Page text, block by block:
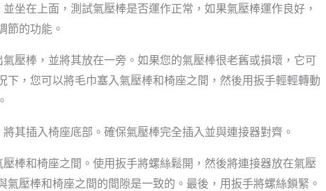
坐在上面，測試氣壓棒是否運作正常，如果氣壓棒運作良好，
節的功能。
壓棒，並將其放在一旁。如果您的氣壓棒很老舊或損壞，它可
下，您可以將毛巾塞入氣壓棒和椅座之間，然後用扳手輕輕轉動
其插入椅座底部。確保氣壓棒完全插入並與連接器對齊。
棒和椅座之間。使用扳手將螺絲鬆開，然後將連接器放在氣壓
氣壓棒和椅座之間的間隙是一致的。最後，用扳手將螺絲鎖緊。